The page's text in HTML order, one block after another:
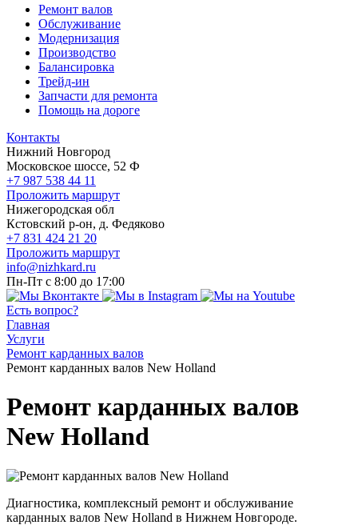
Ремонт валов
Обслуживание
Модернизация
Производство
Балансировка
Трейд-ин
Запчасти для ремонта
Помощь на дороге
Контакты
Нижний Новгород
Московское шоссе, 52 Ф
+7 987 538 44 11
Проложить маршрут
Нижегородская обл
Кстовский р-он, д. Федяково
+7 831 424 21 20
Проложить маршрут
info@nizhkard.ru
Пн-Пт с 8:00 до 17:00
Есть вопрос?
Главная
Услуги
Ремонт карданных валов
Ремонт карданных валов New Holland
Ремонт карданных валов
New Holland
Диагностика, комплексный ремонт и обслуживание
карданных валов New Holland в Нижнем Новгороде.